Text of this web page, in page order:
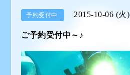
予約受付中 2015-10-06 (火)
ご予約受付中～♪